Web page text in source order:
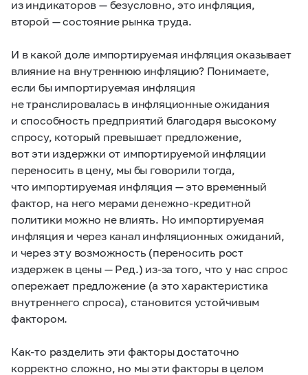
из индикаторов — безусловно, это инфляция,
второй — состояние рынка труда.
И в какой доле импортируемая инфляция оказывает
влияние на внутреннюю инфляцию? Понимаете,
если бы импортируемая инфляция
не транслировалась в инфляционные ожидания
и способность предприятий благодаря высокому
спросу, который превышает предложение,
вот эти издержки от импортируемой инфляции
переносить в цену, мы бы говорили тогда,
что импортируемая инфляция — это временный
фактор, на него мерами денежно-кредитной
политики можно не влиять. Но импортируемая
инфляция и через канал инфляционных ожиданий,
и через эту возможность (переносить рост
издержек в цены — Ред.) из-за того, что у нас спрос
опережает предложение (а это характеристика
внутреннего спроса), становится устойчивым
фактором.
Как-то разделить эти факторы достаточно
корректно сложно, но мы эти факторы в целом